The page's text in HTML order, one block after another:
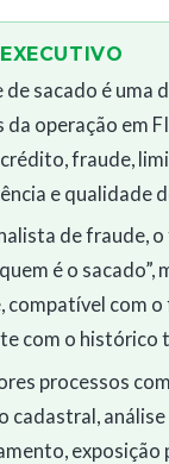
de sacado é uma
da operação em
fraude,
e qualidade
de fraude,
é o sacado”,
compatível com o
com o histórico
processos
cadastral, análise
exposição